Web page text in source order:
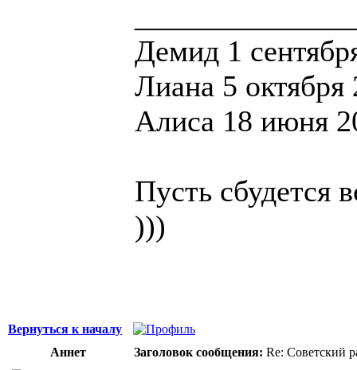
Демид 1
Лиана 5 октября
Алиса 18 июня
Пусть сбудется
)))
Вернуться к началу
Аннет
Заголовок сообщения: Re: Советский